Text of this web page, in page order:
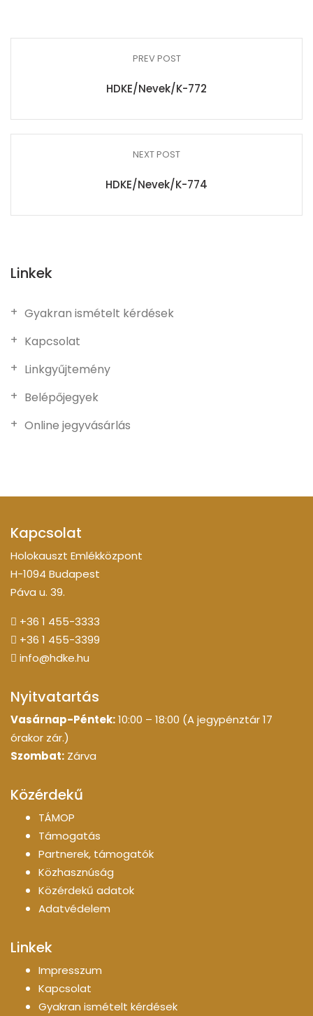
PREV POST
HDKE/Nevek/K-772
NEXT POST
HDKE/Nevek/K-774
Linkek
Gyakran ismételt kérdések
Kapcsolat
Linkgyűjtemény
Belépőjegyek
Online jegyvásárlás
Kapcsolat
Holokauszt Emlékközpont
H-1094 Budapest
Páva u. 39.
+36 1 455-3333
+36 1 455-3399
info@hdke.hu
Nyitvatartás
Vasárnap-Péntek:10:00 – 18:00 (A jegypénztár 17
órakor zár.)
Szombat: Zárva
Közérdekű
TÁMOP
Támogatás
Partnerek, támogatók
Közhasznúság
Közérdekű adatok
Adatvédelem
Linkek
Impresszum
Kapcsolat
Gyakran ismételt kérdések